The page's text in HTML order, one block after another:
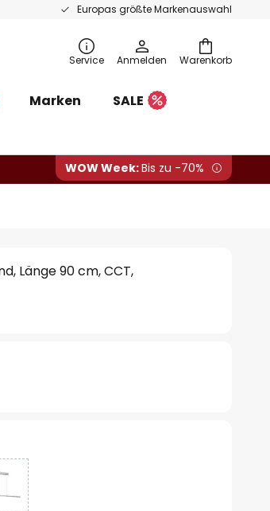
Europas größte Markenauswahl
Warenkorb
Service Anmelden
Marken
SALE
WOW Week:Bis zu -70%
Länge 90 cm, CCT,